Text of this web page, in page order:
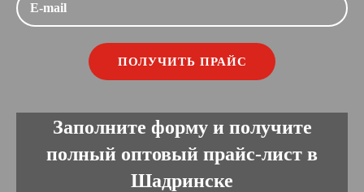
Заполните форму и получите
полный оптовый прайс-лист в
Шадринске